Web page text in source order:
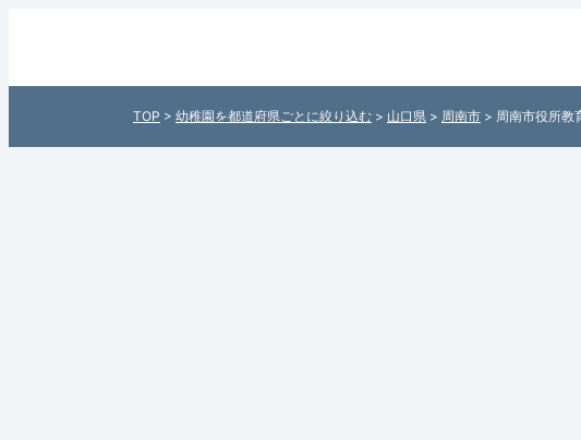
日本全国の幼稚園検索サイト「幼稚園マッ
TOP > 幼稚園を都道府県ごとに絞り込む > 山口県 > 周南市 > 周南市役所